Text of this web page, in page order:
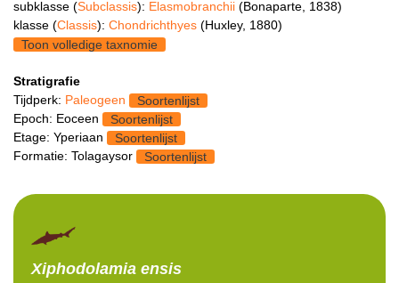
subklasse (Subclassis): Elasmobranchii (Bonaparte, 1838)
klasse (Classis): Chondrichthyes (Huxley, 1880)
Toon volledige taxnomie
Stratigrafie
Tijdperk: Paleogeen
Soortenlijst
Epoch: Eoceen
Soortenlijst
Etage: Yperiaan
Soortenlijst
Formatie: Tolagaysor
Soortenlijst
Xiphodolamia ensis